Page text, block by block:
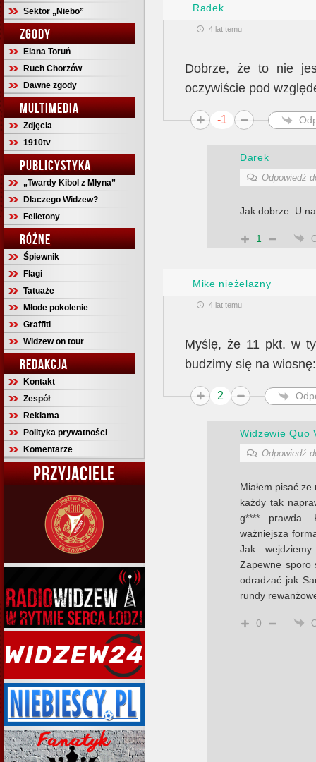
Sektor „Niebo”
ZGODY
Elana Toruń
Ruch Chorzów
Dawne zgody
MULTIMEDIA
Zdjęcia
1910tv
PUBLICYSTYKA
„Twardy Kibol z Młyna”
Dlaczego Widzew?
Felietony
RÓŻNE
Śpiewnik
Flagi
Tatuaże
Młode pokolenie
Graffiti
Widzew on tour
REDAKCJA
Kontakt
Zespół
Reklama
Polityka prywatności
Komentarze
PRZYJACIELE
Radek
4 lat temu
Dobrze, że to nie
oczywiście pod
-1
Darek
Odpowiedź
Jak dobrze. U
1
Mike nieżelazny
4 lat temu
Myślę, że 11 pkt. w
budzimy się na
2
Widzewie Quo
Odpowiedź
Miałem pisać
każdy tak
g**** prawda.
ważniejsza
Jak
Zapewne sporo
odradzać jak
rundy
0